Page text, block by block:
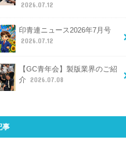
2026.07.12
印青連ニュース2026年7月号
2026.07.12
【GC青年会】製版業界のご紹
介
2026.07.08
事